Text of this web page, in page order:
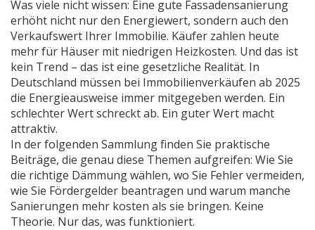
Was viele nicht wissen: Eine gute Fassadensanierung
erhöht nicht nur den Energiewert, sondern auch den
Verkaufswert Ihrer Immobilie. Käufer zahlen heute
mehr für Häuser mit niedrigen Heizkosten. Und das ist
kein Trend – das ist eine gesetzliche Realität. In
Deutschland müssen bei Immobilienverkäufen ab 2025
die Energieausweise immer mitgegeben werden. Ein
schlechter Wert schreckt ab. Ein guter Wert macht
attraktiv.
In der folgenden Sammlung finden Sie praktische
Beiträge, die genau diese Themen aufgreifen: Wie Sie
die richtige Dämmung wählen, wo Sie Fehler vermeiden,
wie Sie Fördergelder beantragen und warum manche
Sanierungen mehr kosten als sie bringen. Keine
Theorie. Nur das, was funktioniert.